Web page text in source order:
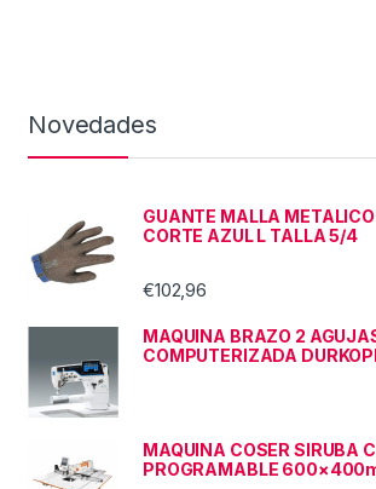
Novedades
GUANTE MALLA
CORTE AZUL L TALLA 5/4
€102,96
MAQUINA BRAZO 2
COMPUTERIZADA
MAQUINA COSER SIRUBA
PROGRAMABLE